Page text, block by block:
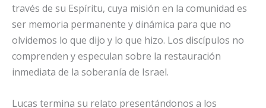
través de su Espíritu, cuya misión en la comunidad es
ser memoria permanente y dinámica para que no
olvidemos lo que dijo y lo que hizo. Los discípulos no
comprenden y especulan sobre la restauración
inmediata de la soberanía de Israel.
Lucas termina su relato presentándonos a los